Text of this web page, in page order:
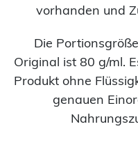
vorhanden und
Die
Original ist 80 g/ml.
Produkt ohne
genauen